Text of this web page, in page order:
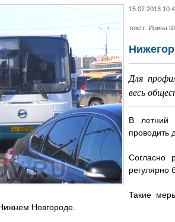
15.07.2013
текст: Ирина
Для
весь
В летний
проводить
Согласно
регулярно
Такие
Новгороде.